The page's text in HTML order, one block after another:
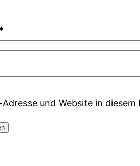
*
und Website in